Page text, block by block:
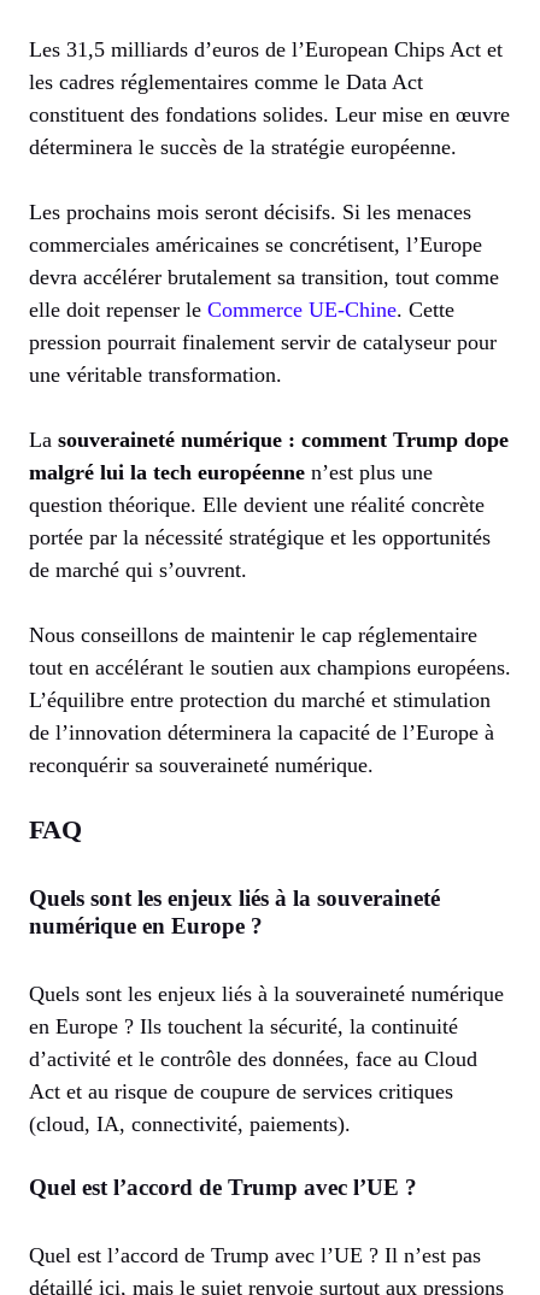
Les 31,5 milliards d’euros de l’European Chips Act et
les cadres réglementaires comme le Data Act
constituent des fondations solides. Leur mise en œuvre
déterminera le succès de la stratégie européenne.
Les prochains mois seront décisifs. Si les menaces
commerciales américaines se concrétisent, l’Europe
devra accélérer brutalement sa transition, tout comme
elle doit repenser le Commerce UE-Chine. Cette
pression pourrait finalement servir de catalyseur pour
une véritable transformation.
La souveraineté numérique : comment Trump dope
malgré lui la tech européenne n’est plus une
question théorique. Elle devient une réalité concrète
portée par la nécessité stratégique et les opportunités
de marché qui s’ouvrent.
Nous conseillons de maintenir le cap réglementaire
tout en accélérant le soutien aux champions européens.
L’équilibre entre protection du marché et stimulation
de l’innovation déterminera la capacité de l’Europe à
reconquérir sa souveraineté numérique.
FAQ
Quels sont les enjeux liés à la souveraineté
numérique en Europe ?
Quels sont les enjeux liés à la souveraineté numérique
en Europe ? Ils touchent la sécurité, la continuité
d’activité et le contrôle des données, face au Cloud
Act et au risque de coupure de services critiques
(cloud, IA, connectivité, paiements).
Quel est l’accord de Trump avec l’UE ?
Quel est l’accord de Trump avec l’UE ? Il n’est pas
détaillé ici, mais le sujet renvoie surtout aux pressions